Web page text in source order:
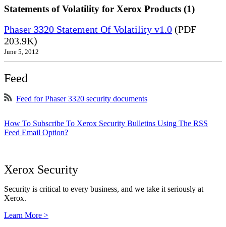
Statements of Volatility for Xerox Products (1)
Phaser 3320 Statement Of Volatility v1.0 (PDF
203.9K)
June 5, 2012
Feed
Feed for Phaser 3320 security documents
How To Subscribe To Xerox Security Bulletins Using The RSS
Feed Email Option?
Xerox Security
Security is critical to every business, and we take it seriously at
Xerox.
Learn More >